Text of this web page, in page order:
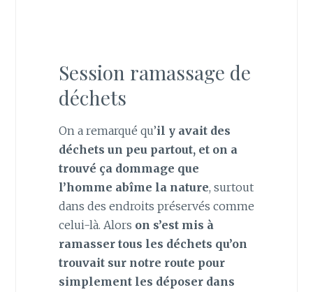
Session ramassage de
déchets
On a remarqué qu’il y avait des
déchets un peu partout, et on a
trouvé ça dommage que
l’homme abîme la nature, surtout
dans des endroits préservés comme
celui-là. Alors on s’est mis à
ramasser tous les déchets qu’on
trouvait sur notre route pour
simplement les déposer dans